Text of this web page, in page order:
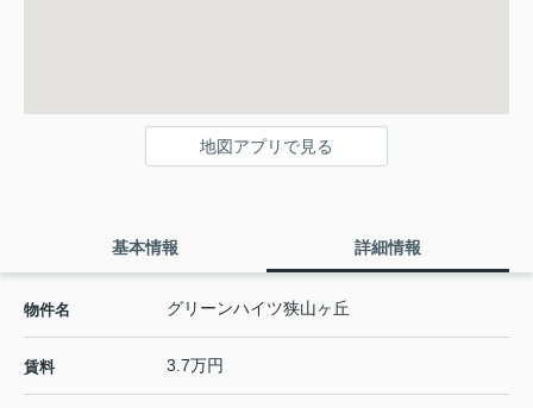
地図アプリで見る
基本情報 詳細情報
物件名 グリーンハイツ狭山ヶ丘
賃料 3.7万円